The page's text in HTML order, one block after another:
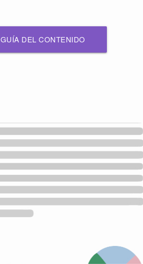
GUÍA DEL CONTENIDO